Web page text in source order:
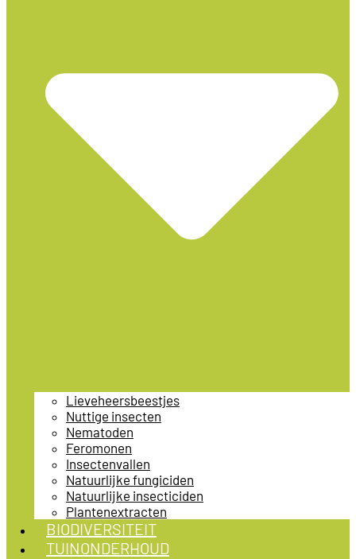
Lieveheersbeestjes
Nuttige insecten
Nematoden
Feromonen
Insectenvallen
Natuurlijke fungiciden
Natuurlijke insecticiden
Plantenextracten
BIODIVERSITEIT
TUINONDERHOUD